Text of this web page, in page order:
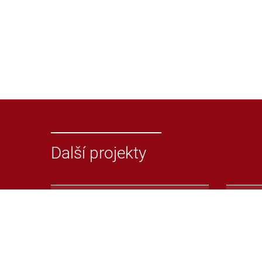
Další projekty